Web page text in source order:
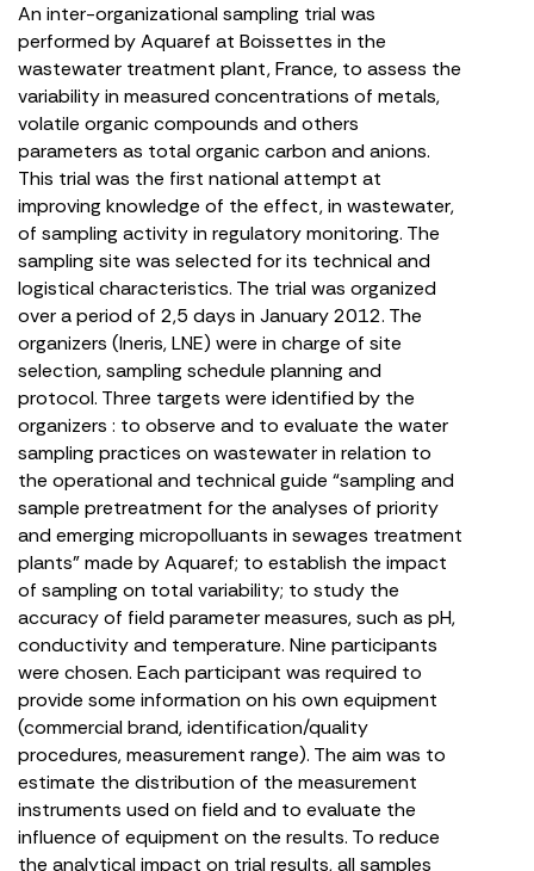
An inter-organizational sampling trial was
performed by Aquaref at Boissettes in the
wastewater treatment plant, France, to assess the
variability in measured concentrations of metals,
volatile organic compounds and others
parameters as total organic carbon and anions.
This trial was the first national attempt at
improving knowledge of the effect, in wastewater,
of sampling activity in regulatory monitoring. The
sampling site was selected for its technical and
logistical characteristics. The trial was organized
over a period of 2,5 days in January 2012. The
organizers (Ineris, LNE) were in charge of site
selection, sampling schedule planning and
protocol. Three targets were identified by the
organizers : to observe and to evaluate the water
sampling practices on wastewater in relation to
the operational and technical guide “sampling and
sample pretreatment for the analyses of priority
and emerging micropolluants in sewages treatment
plants” made by Aquaref; to establish the impact
of sampling on total variability; to study the
accuracy of field parameter measures, such as pH,
conductivity and temperature. Nine participants
were chosen. Each participant was required to
provide some information on his own equipment
(commercial brand, identification/quality
procedures, measurement range). The aim was to
estimate the distribution of the measurement
instruments used on field and to evaluate the
influence of equipment on the results. To reduce
the analytical impact on trial results, all samples